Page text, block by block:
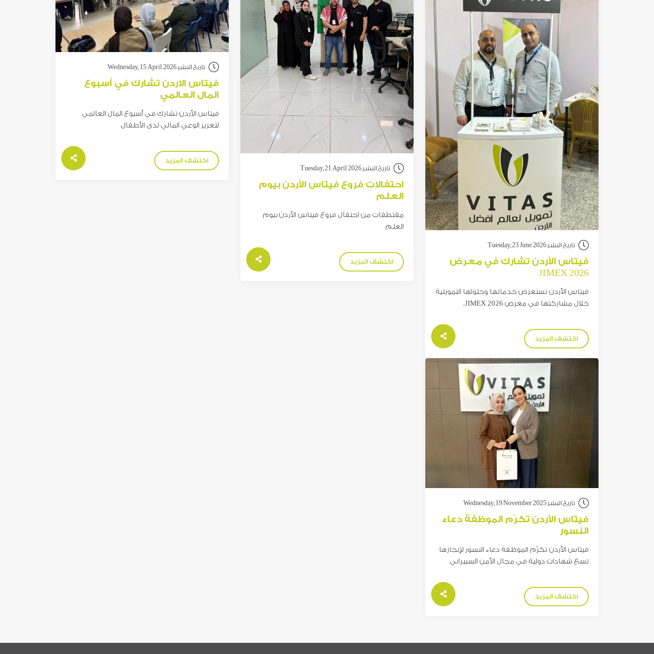
تاريخ النشر Tuesday,23 June 2026
فيتاس الأردن تشارك في معرض
JIMEX 2026
فيتاس الأردن تستعرض خدماتها وحلولها التمويلية
خلال مشاركتها في معرض JIMEX 2026.
اكتشف المزيد
تاريخ النشر Tuesday,21 April 2026
احتفالات فروع فيتاس الأردن بيوم
العلم
مقتطفات من احتفال فروع فيتاس الأردن بيوم
العلم
اكتشف المزيد
تاريخ النشر Wednesday,15 April 2026
فيتاس الاردن تشارك في أسبوع
المال العالمي
فيتاس الأردن تشارك في أسبوع المال العالمي
لتعزيز الوعي المالي لدى الأطفال
اكتشف المزيد
تاريخ النشر Wednesday,19 November 2025
فيتاس الأردن تكرّم الموظفة دعاء
النسور
فيتاس الأردن تكرّم الموظفة دعاء النسور لإنجازها
تسع شهادات دولية في مجال الأمن السيبراني
اكتشف المزيد